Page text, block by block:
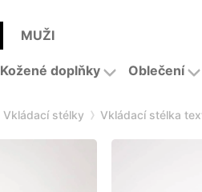
Kožené doplňky Oblečení
MUŽI
Vkládací stélky Vkládací stélka